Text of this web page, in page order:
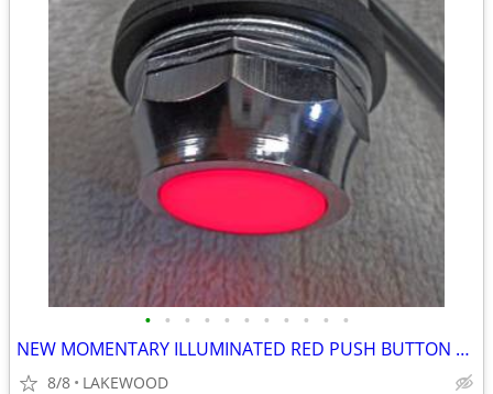
• • • • • • • • • • •
NEW MOMENTARY ILLUMINATED RED PUSH BUTTON N.O./N.C.>SEALED PB1T1P 120V
8/8 LAKEWOOD